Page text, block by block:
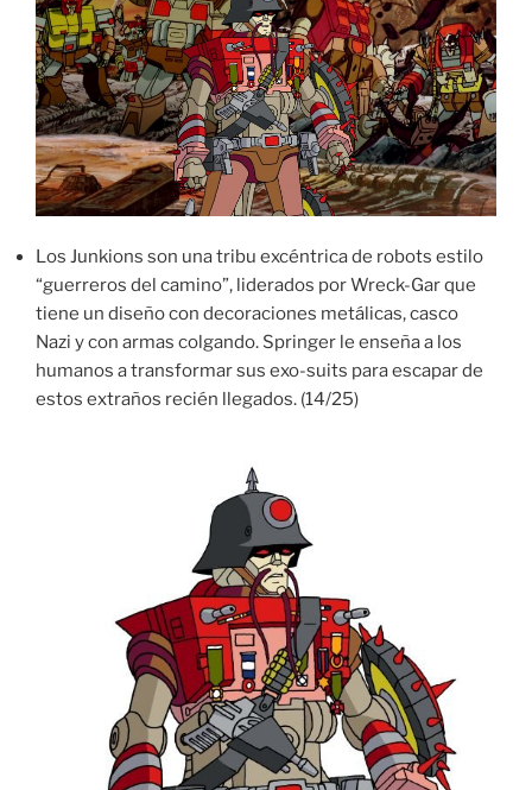
Los Junkions son una tribu excéntrica de robots estilo
“guerreros del camino”, liderados por Wreck-Gar que
tiene un diseño con decoraciones metálicas, casco
Nazi y con armas colgando. Springer le enseña a los
humanos a transformar sus exo-suits para escapar de
estos extraños recién llegados. (14/25)